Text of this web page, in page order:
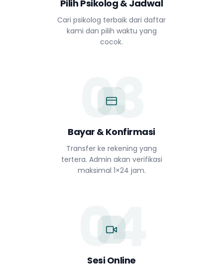
Pilih Psikolog & Jadwal
Cari psikolog terbaik dari daftar
kami dan pilih waktu yang
cocok.
03
Bayar & Konfirmasi
Transfer ke rekening yang
tertera. Admin akan verifikasi
maksimal 1×24 jam.
04
Sesi Online